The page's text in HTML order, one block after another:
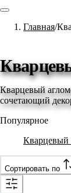
Главная
Кварцевый
сочетающий
Популярное
Кварцевый
Сортировать по